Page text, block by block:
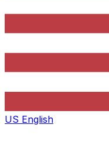
US English